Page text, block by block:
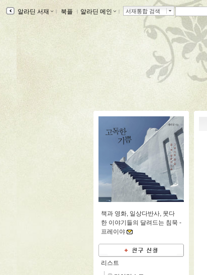
알라딘 서재 ｌ 북플 ｌ 알라딘 메인 ｌ 서재통합 검색
책과 영화, 일상다반사, 못다
한 이야기들의 달려드는 침묵 -
프레이야
리스트